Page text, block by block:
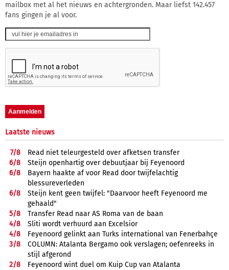
mailbox met al het nieuws en achtergronden. Maar liefst 142.457
fans gingen je al voor.
Laatste nieuws
7/8
Read niet teleurgesteld over afketsen transfer
6/8
Steijn openhartig over debuutjaar bij Feyenoord
6/8
Bayern haakte af voor Read door twijfelachtig
blessureverleden
6/8
Steijn kent geen twijfel: "Daarvoor heeft Feyenoord me
gehaald"
5/8
Transfer Read naar AS Roma van de baan
4/8
Sliti wordt verhuurd aan Excelsior
4/8
Feyenoord gelinkt aan Turks international van Fenerbahçe
3/8
COLUMN: Atalanta Bergamo ook verslagen; oefenreeks in
stijl afgerond
2/8
Feyenoord wint duel om Kuip Cup van Atalanta